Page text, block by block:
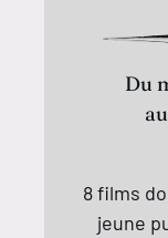
8 films
jeune